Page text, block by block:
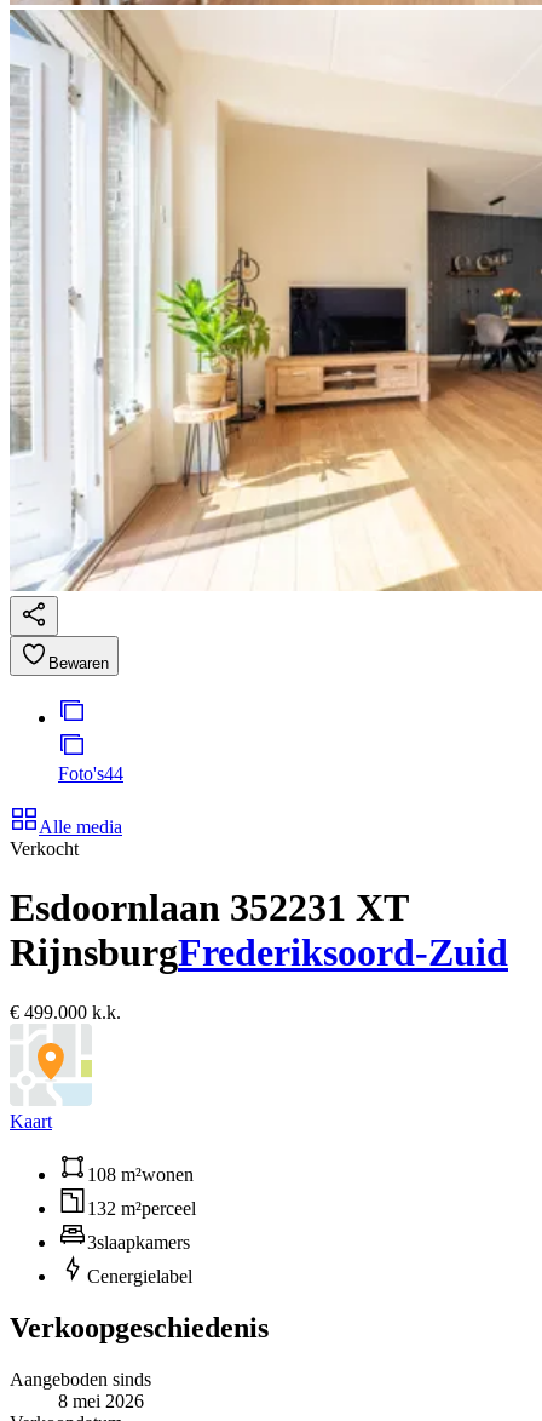
Bewaren
Foto's44
Alle media
Verkocht
Esdoornlaan 352231 XT
RijnsburgFrederiksoord-Zuid
€ 499.000 k.k.
Kaart
108 m²wonen
132 m²perceel
3slaapkamers
Cenergielabel
Verkoopgeschiedenis
Aangeboden sinds
8 mei 2026